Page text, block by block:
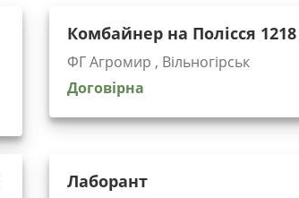
Комбайнер на Полісся 1218
ФГ Агромир , Вільногірськ
Договірна
Лаборант